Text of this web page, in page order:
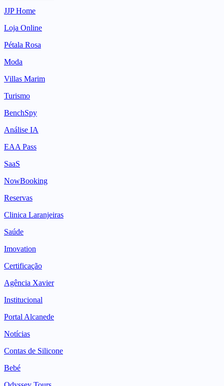
JJP Home
Loja Online
Pétala Rosa
Moda
Villas Marim
Turismo
BenchSpy
Análise IA
EAA Pass
SaaS
NowBooking
Reservas
Clinica Laranjeiras
Saúde
Imovation
Certificação
Agência Xavier
Institucional
Portal Alcanede
Notícias
Contas de Silicone
Bebé